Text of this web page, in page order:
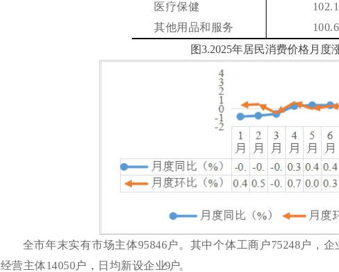
医疗保健
102.1
其他用品和服务
100.6
图3.2025年居民消费价格月度
全市年末实有市场主体95846户。其中个体工商户75248户， 企
经营主体14050户，日均新设企业9户。